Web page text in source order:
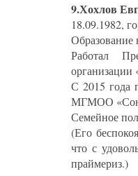
9.Хохлов
18.09.1982,
Образование
Работал
организации
С 2015 года
МГМОО
Семейное
(Его
что с
праймериз.)